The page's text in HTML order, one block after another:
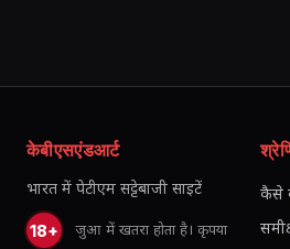
केबीएसएंडआर्ट
भारत में पेटीएम सट्टेबाजी साइटें
18+
जुआ में खतरा होता है। कृपया
कैसे